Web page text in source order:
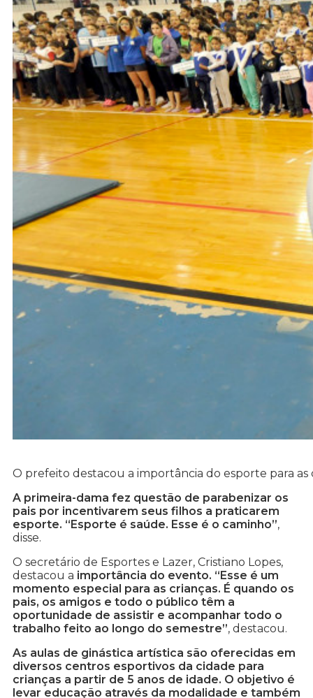
O prefeito destacou a importância do esporte para as
A primeira-dama fez questão de parabenizar os
pais por incentivarem seus filhos a praticarem
esporte. “Esporte é saúde. Esse é o caminho”,
disse.
O secretário de Esportes e Lazer, Cristiano Lopes,
destacou a importância do evento. “Esse é um
momento especial para as crianças. É quando os
pais, os amigos e todo o público têm a
oportunidade de assistir e acompanhar todo o
trabalho feito ao longo do semestre”, destacou.
As aulas de ginástica artística são oferecidas em
diversos centros esportivos da cidade para
crianças a partir de 5 anos de idade. O objetivo é
levar educação através da modalidade e também